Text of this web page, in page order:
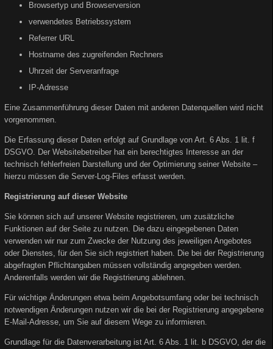
Browsertyp und Browserversion
verwendetes Betriebssystem
Referrer URL
Hostname des zugreifenden Rechners
Uhrzeit der Serveranfrage
IP-Adresse
Eine Zusammenführung dieser Daten mit anderen Datenquellen wird nicht
vorgenommen.
Die Erfassung dieser Daten erfolgt auf Grundlage von Art. 6 Abs. 1 lit. f
DSGVO. Der Websitebetreiber hat ein berechtigtes Interesse an der
technisch fehlerfreien Darstellung und der Optimierung seiner Website –
hierzu müssen die Server-Log-Files erfasst werden.
Registrierung auf dieser Website
Sie können sich auf unserer Website registrieren, um zusätzliche
Funktionen auf der Seite zu nutzen. Die dazu eingegebenen Daten
verwenden wir nur zum Zwecke der Nutzung des jeweiligen Angebotes
oder Dienstes, für den Sie sich registriert haben. Die bei der Registrierung
abgefragten Pflichtangaben müssen vollständig angegeben werden.
Anderenfalls werden wir die Registrierung ablehnen.
Für wichtige Änderungen etwa beim Angebotsumfang oder bei technisch
notwendigen Änderungen nutzen wir die bei der Registrierung angegebene
E-Mail-Adresse, um Sie auf diesem Wege zu informieren.
Grundlage für die Datenverarbeitung ist Art. 6 Abs. 1 lit. b DSGVO, der die